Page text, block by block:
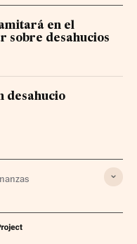
en el
sobre desahucios
desahucio